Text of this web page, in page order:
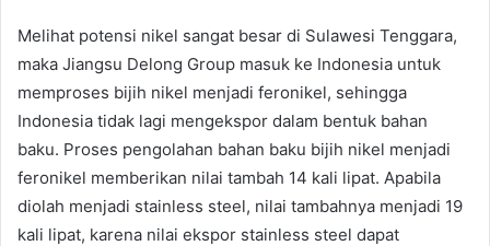
Melihat potensi nikel sangat besar di Sulawesi Tenggara,
maka Jiangsu Delong Group masuk ke Indonesia untuk
memproses bijih nikel menjadi feronikel, sehingga
Indonesia tidak lagi mengekspor dalam bentuk bahan
baku. Proses pengolahan bahan baku bijih nikel menjadi
feronikel memberikan nilai tambah 14 kali lipat. Apabila
diolah menjadi stainless steel, nilai tambahnya menjadi 19
kali lipat, karena nilai ekspor stainless steel dapat